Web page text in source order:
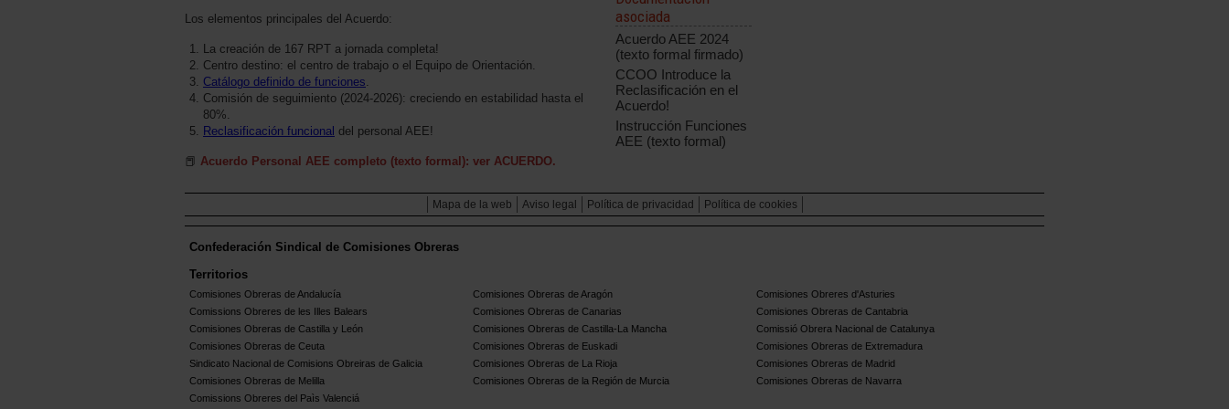
Los elementos principales del Acuerdo:
La creación de 167 RPT a jornada completa!
Centro destino: el centro de trabajo o el Equipo de Orientación.
Catálogo definido de funciones
Comisión de seguimiento (2024-2026): creciendo en estabilidad hasta el
80%.
Reclasificación funcional del personal AEE!
📕 Acuerdo Personal AEE completo (texto formal): ver ACUERDO.
asociada
Acuerdo AEE 2024
(texto formal firmado)
CCOO Introduce la
Reclasificación en el
Acuerdo!
Instrucción Funciones
AEE (texto formal)
Mapa de la web Aviso legal Política de privacidad Política de cookies
Confederación Sindical de Comisiones Obreras
Territorios
Comisiones Obreras de Andalucía Comisiones Obreras de Aragón
Comisiones Obreres d'Asturies
Comissions Obreres de les Illes Balears
Comisiones Obreras de Canarias
Comisiones Obreras de Cantabria
Comisiones Obreras de Castilla y León
Comisiones Obreras de Castilla-La Mancha
Comissió Obrera Nacional de Catalunya
Comisiones Obreras de Ceuta
Comisiones Obreras de Euskadi
Comisiones Obreras de Extremadura
Sindicato Nacional de Comisions Obreiras de Galicia
Comisiones Obreras de La Rioja
Comisiones Obreras de Madrid
Comisiones Obreras de Melilla
Comisiones Obreras de la Región de Murcia
Comisiones Obreras de Navarra
Comissions Obreres del Paìs Valenciá